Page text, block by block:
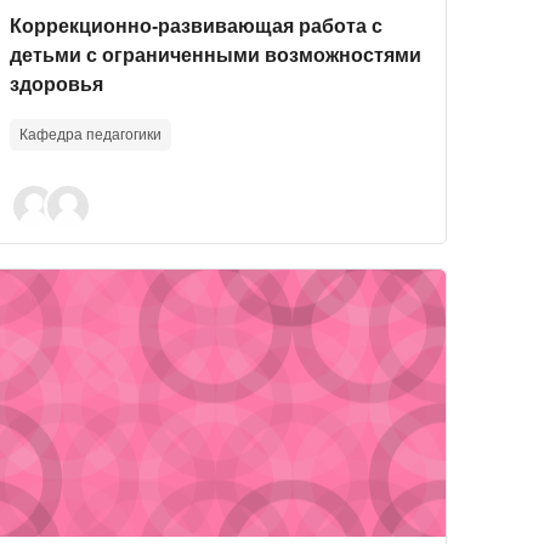
Course image
Course name
Коррекционно-развивающая работа с
детьми с ограниченными возможностями
здоровья
Кафедра педагогики
исследования
image" Основы профориентологии